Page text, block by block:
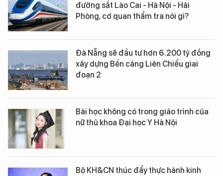
đường sắt Lào Cai - Hà Nội - Hải
Phòng, cơ quan thẩm tra nói gì?
Đà Nẵng sẽ đầu tư hơn 6.200 tỷ đồng
xây dựng Bến cảng Liên Chiểu giai
đoạn 2
Bài học không có trong giáo trình của
nữ thủ khoa Đại học Y Hà Nội
Bộ KH&CN thúc đẩy thực hành kinh